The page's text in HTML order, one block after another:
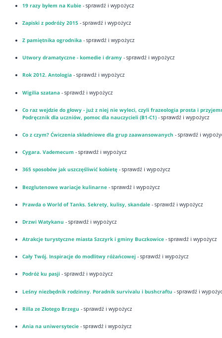
19 razy byłem na Kubie- sprawdź i wypożycz
Zapiski z podróży 2015- sprawdź i wypożycz
Z pamiętnika ogrodnika- sprawdź i wypożycz
Utwory dramatyczne - komedie i dramy- sprawdź i wypożycz
Rok 2012. Antologia- sprawdź i wypożycz
Wigilia szatana- sprawdź i wypożycz
Co raz wejdzie do głowy - już z niej nie wyleci, czyli frazeologia prosta i
Podręcznik dla uczniów, pomoc dla nauczycieli (B1-C1) - sprawdź i wypożycz
Co z czym? Ćwiczenia składniowe dla grup zaawansowanych - sprawdź i
Cygara. Vademecum - sprawdź i wypożycz
365 sposobów jak uszczęśliwić kobietę- sprawdź i wypożycz
Bezglutenowe wariacje kulinarne- sprawdź i wypożycz
Prawda o World of Tanks. Sekrety, kulisy, skandale- sprawdź i wypożycz
Drzwi Watykanu - sprawdź i wypożycz
Atrakcje turystyczne miasta Szczyrk i gminy Buczkowice- sprawdź i wypożycz
Cały Twój. Inspiracje do modlitwy różańcowej- sprawdź i wypożycz
Podróż ku pasji- sprawdź i wypożycz
Leśny niezbędnik rodzinny. Poradnik survivalu i bushcraftu - sprawdź i
Rilla ze Złotego Brzegu - sprawdź i wypożycz
Ania na uniwersytecie- sprawdź i wypożycz